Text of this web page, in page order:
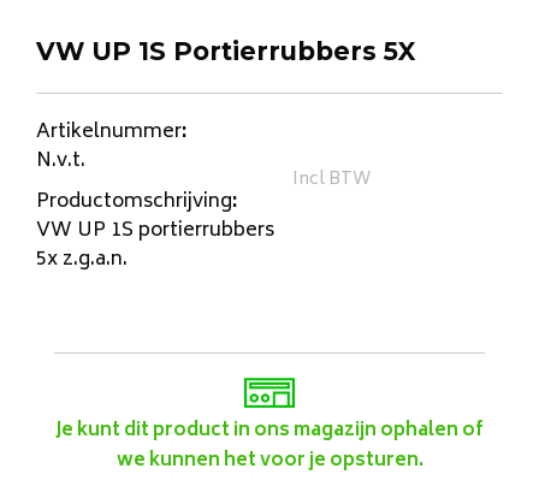
VW UP 1S Portierrubbers 5X
Artikelnummer:
N.v.t.
Productomschrijving:
VW UP 1S portierrubbers
5x z.g.a.n.
Incl BTW
Je kunt dit product in ons magazijn ophalen of
we kunnen het voor je opsturen.